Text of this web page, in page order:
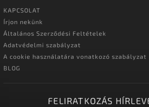
KAPCSOLAT
Írjon nekünk
Általános Szerződési Feltételek
Adatvédelmi szabályzat
A cookie használatára vonatkozó szabályzat
BLOG
FELIRATKOZÁS